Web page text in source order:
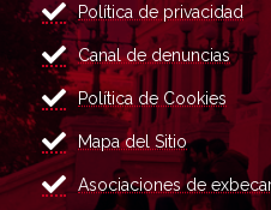
Política de privacidad
Canal de denuncias
Política de Cookies
Mapa del Sitio
Asociaciones de